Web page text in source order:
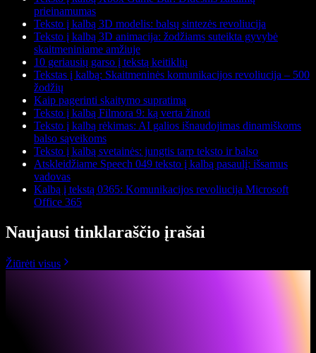
prieinamumas
Teksto į kalbą 3D modelis: balsų sintezės revoliucija
Teksto į kalbą 3D animacija: žodžiams suteikta gyvybė
skaitmeniniame amžiuje
10 geriausių garso į tekstą keitiklių
Tekstas į kalbą: Skaitmeninės komunikacijos revoliucija – 500
žodžių
Kaip pagerinti skaitymo supratimą
Teksto į kalbą Filmora 9: ką verta žinoti
Teksto į kalbą rėkimas: AI galios išnaudojimas dinamiškoms
balso sąveikoms
Teksto į kalbą svetainės: jungtis tarp teksto ir balso
Atskleidžiame Speech 049 teksto į kalbą pasaulį: išsamus
vadovas
Kalbą į tekstą 0365: Komunikacijos revoliucija Microsoft
Office 365
Naujausi tinklaraščio įrašai
Žiūrėti visus